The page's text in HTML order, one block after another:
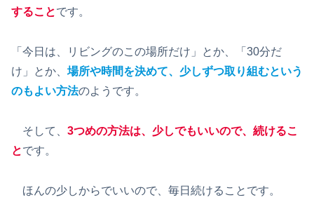
することです。
「今日は、リビングのこの場所だけ」とか、「30分だ
け」とか、 場所や時間を決めて、少しずつ取り組むという
のもよい方法のようです。
そして、 3つめの方法は、少しでもいいので、続けるこ
とです。
ほんの少しからでいいので、毎日続けることです。